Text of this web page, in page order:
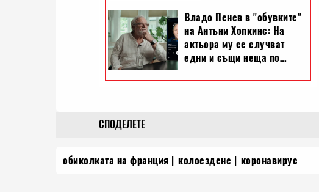
СПОДЕЛЕТЕ
обиколката на франция колоездене коронавирус